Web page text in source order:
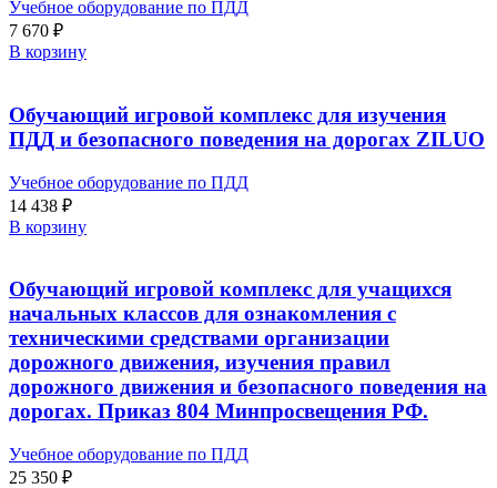
Учебное оборудование по ПДД
7 670 ₽
В корзину
Обучающий игровой комплекс для изучения
ПДД и безопасного поведения на дорогах ZILUO
Учебное оборудование по ПДД
14 438 ₽
В корзину
Обучающий игровой комплекс для учащихся
начальных классов для ознакомления с
техническими средствами организации
дорожного движения, изучения правил
дорожного движения и безопасного поведения на
дорогах. Приказ 804 Минпросвещения РФ.
Учебное оборудование по ПДД
25 350 ₽